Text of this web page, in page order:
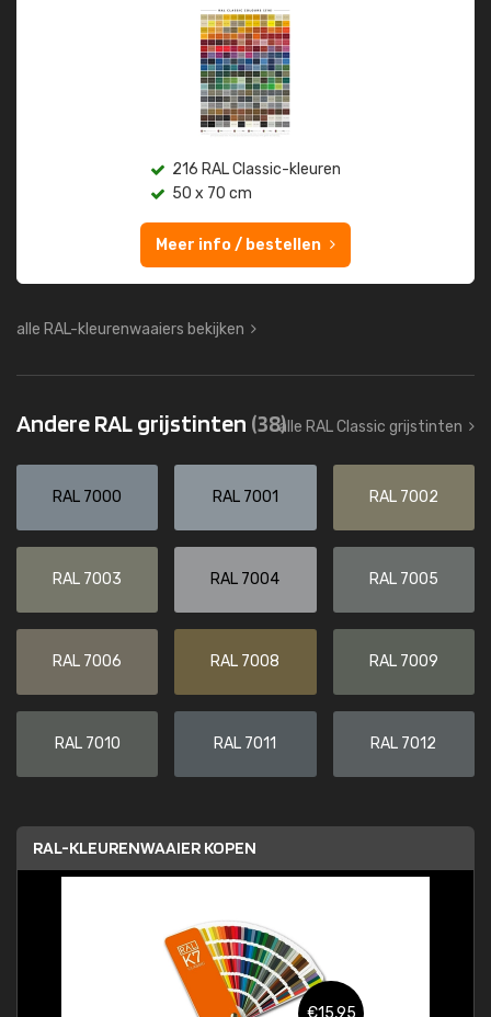
216 RAL Classic-kleuren
50 x 70 cm
Meer info / bestellen
alle RAL-kleurenwaaiers bekijken
Andere RAL grijstinten (38)alle RAL Classic grijstinten
RAL 7000 RAL 7001 RAL 7002
RAL 7003 RAL 7004 RAL 7005
RAL 7006 RAL 7008 RAL 7009
RAL 7010 RAL 7011 RAL 7012
RAL-KLEURENWAAIER KOPEN
€15,95